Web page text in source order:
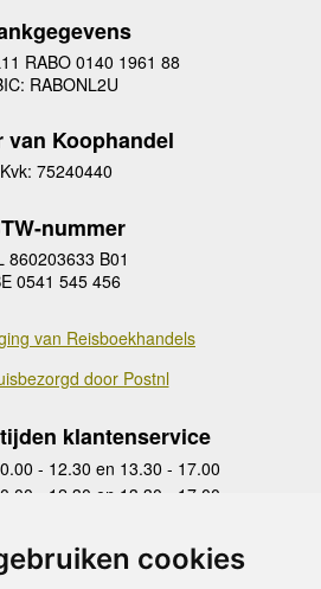
cookies
RABO 0140 1961 88
RABONL2U
van Koophandel
Kvk: 75240440
nummer
860203633 B01
0541 545 456
van Reisboekhandels
door Postnl
klantenservice
- 12.30 en 13.30 - 17.00
- 12.30 en 13.30 - 17.00
10.00 - 12.30 en 13.30 - 17.00
- 12.30 en 13.30 - 17.00